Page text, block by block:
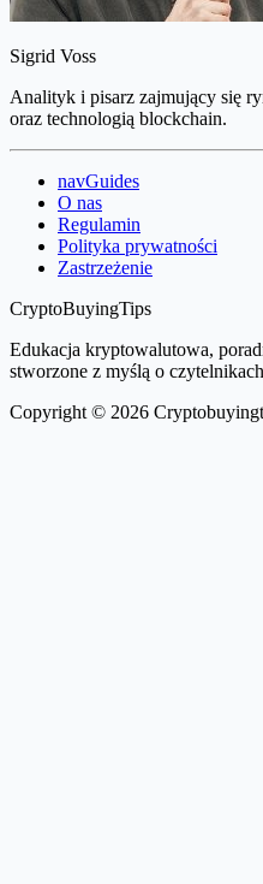
Sigrid Voss
Analityk i pisarz zajmujący się
oraz technologią blockchain.
navGuides
O nas
Regulamin
Polityka prywatności
Zastrzeżenie
CryptoBuyingTips
Edukacja kryptowalutowa,
stworzone z myślą o
Copyright © 2026